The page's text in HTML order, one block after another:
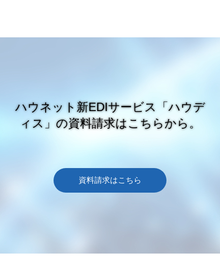
ハウネット新EDIサービス「ハウデ
ィス」の資料請求はこちらから。
資料請求はこちら